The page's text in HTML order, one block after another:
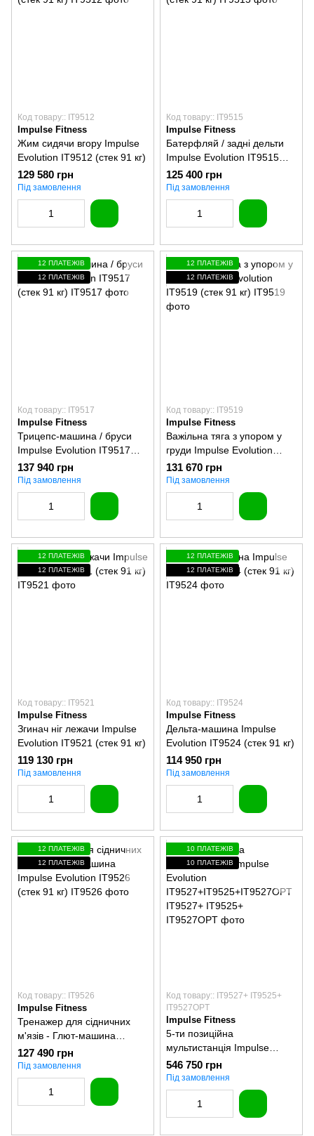
Код товару:: IT9512
Impulse Fitness
Жим сидячи вгору Impulse
Evolution IT9512 (стек 91 кг)
129 580 грн
Під замовлення
Код товару:: IT9515
Impulse Fitness
Батерфляй / задні дельти
Impulse Evolution IT9515
(стек 91 кг)
125 400 грн
Під замовлення
12 ПЛАТЕЖІВ
12 ПЛАТЕЖІВ
Код товару:: IT9517
Impulse Fitness
Трицепс-машина / бруси
Impulse Evolution IT9517
(стек 91 кг)
137 940 грн
Під замовлення
12 ПЛАТЕЖІВ
12 ПЛАТЕЖІВ
Код товару:: IT9519
Impulse Fitness
Важільна тяга з упором у
груди Impulse Evolution
IT9519 (стек 91 кг)
131 670 грн
Під замовлення
12 ПЛАТЕЖІВ
12 ПЛАТЕЖІВ
Код товару:: IT9521
Impulse Fitness
Згинач ніг лежачи Impulse
Evolution IT9521 (стек 91 кг)
119 130 грн
Під замовлення
12 ПЛАТЕЖІВ
12 ПЛАТЕЖІВ
Код товару:: IT9524
Impulse Fitness
Дельта-машина Impulse
Evolution IT9524 (стек 91 кг)
114 950 грн
Під замовлення
12 ПЛАТЕЖІВ
12 ПЛАТЕЖІВ
Код товару:: IT9526
Impulse Fitness
Тренажер для сідничних
м'язів - Глют-машина
Impulse Evolution IT9526
(стек 91 кг)
127 490 грн
Під замовлення
10 ПЛАТЕЖІВ
10 ПЛАТЕЖІВ
Код товару:: IT9527+ IT9525+
IT9527OPT
Impulse Fitness
5-ти позиційна
мультистанція Impulse
Evolution
IT9527+IT9525+IT9527OPT
546 750 грн
Під замовлення